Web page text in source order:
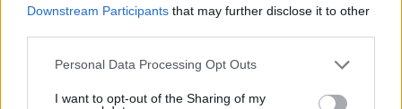
Downstream Participants that may further disclose it to other
Please note that this website/app uses one or more Google
not limited to your visit or usage behaviour. You may click to
Personal Data Processing Opt Outs
I want to opt-out of the Sharing of my
καθώς έπινε το τίλιο του…
Ο βραβευμένος συγγραφέας παιδικών βιβλίων και
εικονογράφος Eric Carle -δημιουργός του βιβλίου Μια